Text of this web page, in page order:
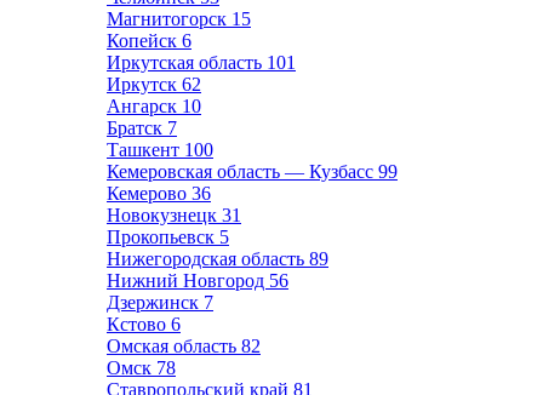
Магнитогорск 15
Копейск 6
Иркутская область 101
Иркутск 62
Ангарск 10
Братск 7
Ташкент 100
Кемеровская область — Кузбасс 99
Кемерово 36
Новокузнецк 31
Прокопьевск 5
Нижегородская область 89
Нижний Новгород 56
Дзержинск 7
Кстово 6
Омская область 82
Омск 78
Ставропольский край 81